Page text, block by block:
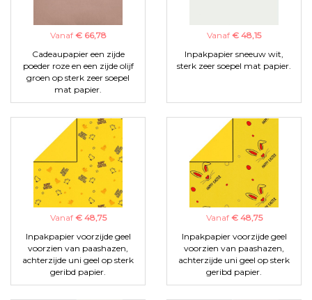
Vanaf € 66,78
Cadeaupapier een zijde
poeder roze en een zijde olijf
groen op sterk zeer soepel
mat papier.
Vanaf € 48,15
Inpakpapier sneeuw wit,
sterk zeer soepel mat papier.
Vanaf € 48,75
Inpakpapier voorzijde geel
voorzien van paashazen,
achterzijde uni geel op sterk
geribd papier.
Vanaf € 48,75
Inpakpapier voorzijde geel
voorzien van paashazen,
achterzijde uni geel op sterk
geribd papier.